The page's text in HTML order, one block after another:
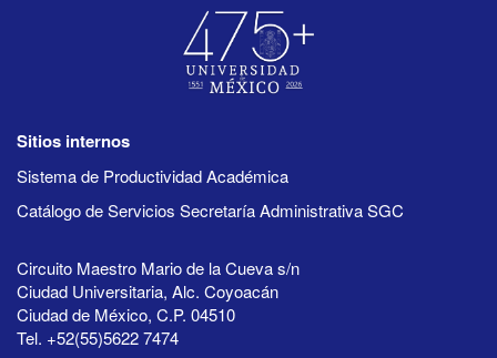
Sitios internos
Sistema de Productividad Académica
Catálogo de Servicios Secretaría Administrativa SGC
Circuito Maestro Mario de la Cueva s/n
Ciudad Universitaria, Alc. Coyoacán
Ciudad de México, C.P. 04510
Tel. +52(55)5622 7474